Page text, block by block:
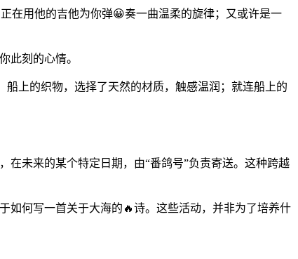
在用他的吉他为你弹😀奏一曲温柔的旋律；又或许是一
此刻的心情。
上的织物，选择了天然的材质，触感温润；就连船上的
在未来的某个特定日期，由“番鸽号”负责寄送。这种跨越
如何写一首关于大海的🔥诗。这些活动，并非为了培养什